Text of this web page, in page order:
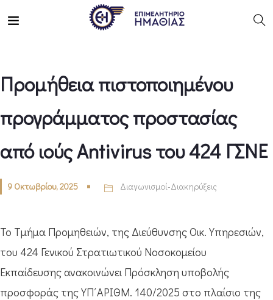
Προμήθεια πιστοποιημένου
προγράμματος προστασίας
από ιούς Antivirus του 424 ΓΣΝΕ
9 Οκτωβρίου, 2025 Διαγωνισμοί-Διακηρύξεις
Το Τμήμα Προμηθειών, της Διεύθυνσης Οικ. Υπηρεσιών,
του 424 Γενικού Στρατιωτικού Νοσοκομείου
Εκπαίδευσης ανακοινώνει Πρόσκληση υποβολής
προσφοράς της ΥΠ΄ΑΡΙΘΜ. 140/2025 στο πλαίσιο της